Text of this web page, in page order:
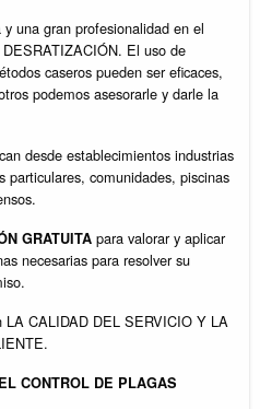
una gran profesionalidad en el
El uso de
caseros pueden ser eficaces,
podemos asesorarle y darle la
desde establecimientos industrias
particulares, comunidades, piscinas
GRATUITA para valorar y aplicar
necesarias para resolver su
LA CALIDAD DEL SERVICIO Y LA
CONTROL DE PLAGAS